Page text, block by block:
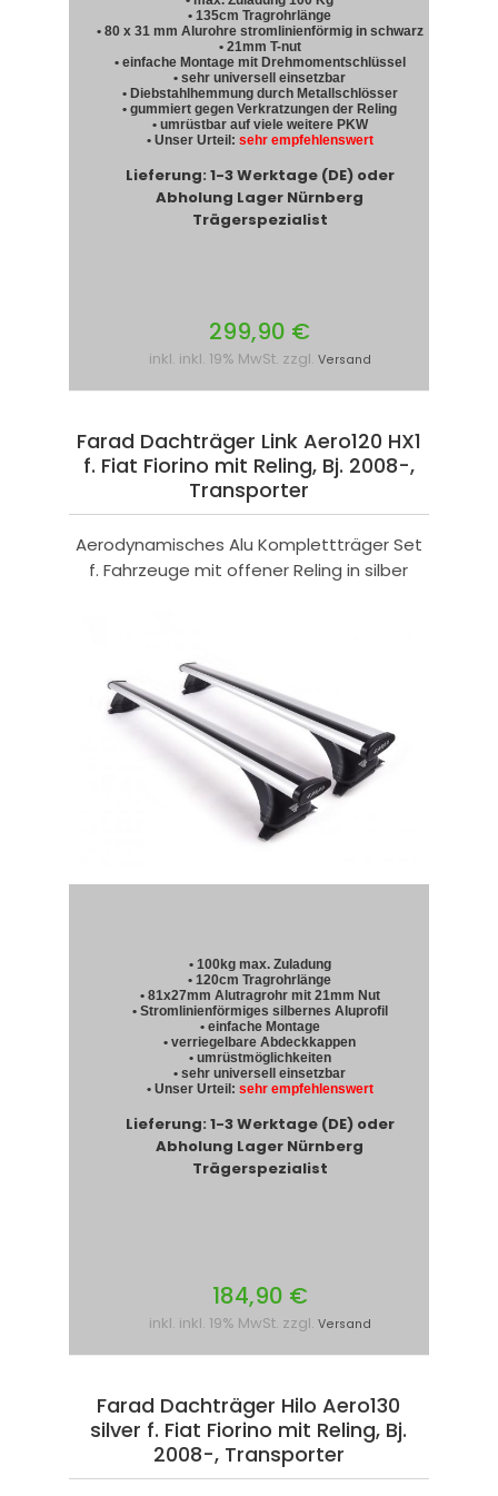
• 135cm Tragrohrlänge
• 80 x 31 mm Alurohre stromlinienförmig in schwarz
• 21mm T-nut
• einfache Montage mit Drehmomentschlüssel
• sehr universell einsetzbar
• Diebstahlhemmung durch Metallschlösser
• gummiert gegen Verkratzungen der Reling
• umrüstbar auf viele weitere PKW
• Unser Urteil: sehr empfehlenswert
Lieferung: 1-3 Werktage (DE) oder
Abholung Lager Nürnberg
Trägerspezialist
299,90 €
inkl. inkl. 19% MwSt. zzgl. Versand
Farad Dachträger Link Aero120 HX1
f. Fiat Fiorino mit Reling, Bj. 2008-,
Transporter
Aerodynamisches Alu Komplettträger Set
f. Fahrzeuge mit offener Reling in silber
• 100kg max. Zuladung
• 120cm Tragrohrlänge
• 81x27mm Alutragrohr mit 21mm Nut
• Stromlinienförmiges silbernes Aluprofil
• einfache Montage
• verriegelbare Abdeckkappen
• umrüstmöglichkeiten
• sehr universell einsetzbar
• Unser Urteil: sehr empfehlenswert
Lieferung: 1-3 Werktage (DE) oder
Abholung Lager Nürnberg
Trägerspezialist
184,90 €
inkl. inkl. 19% MwSt. zzgl. Versand
Farad Dachträger Hilo Aero130
silver f. Fiat Fiorino mit Reling, Bj.
2008-, Transporter